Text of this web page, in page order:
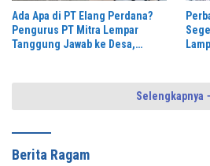
Ada Apa di PT Elang Perdana?
Pengurus PT Mitra Lempar
Tanggung Jawab ke Desa,
Selengkapnya
Berita Ragam